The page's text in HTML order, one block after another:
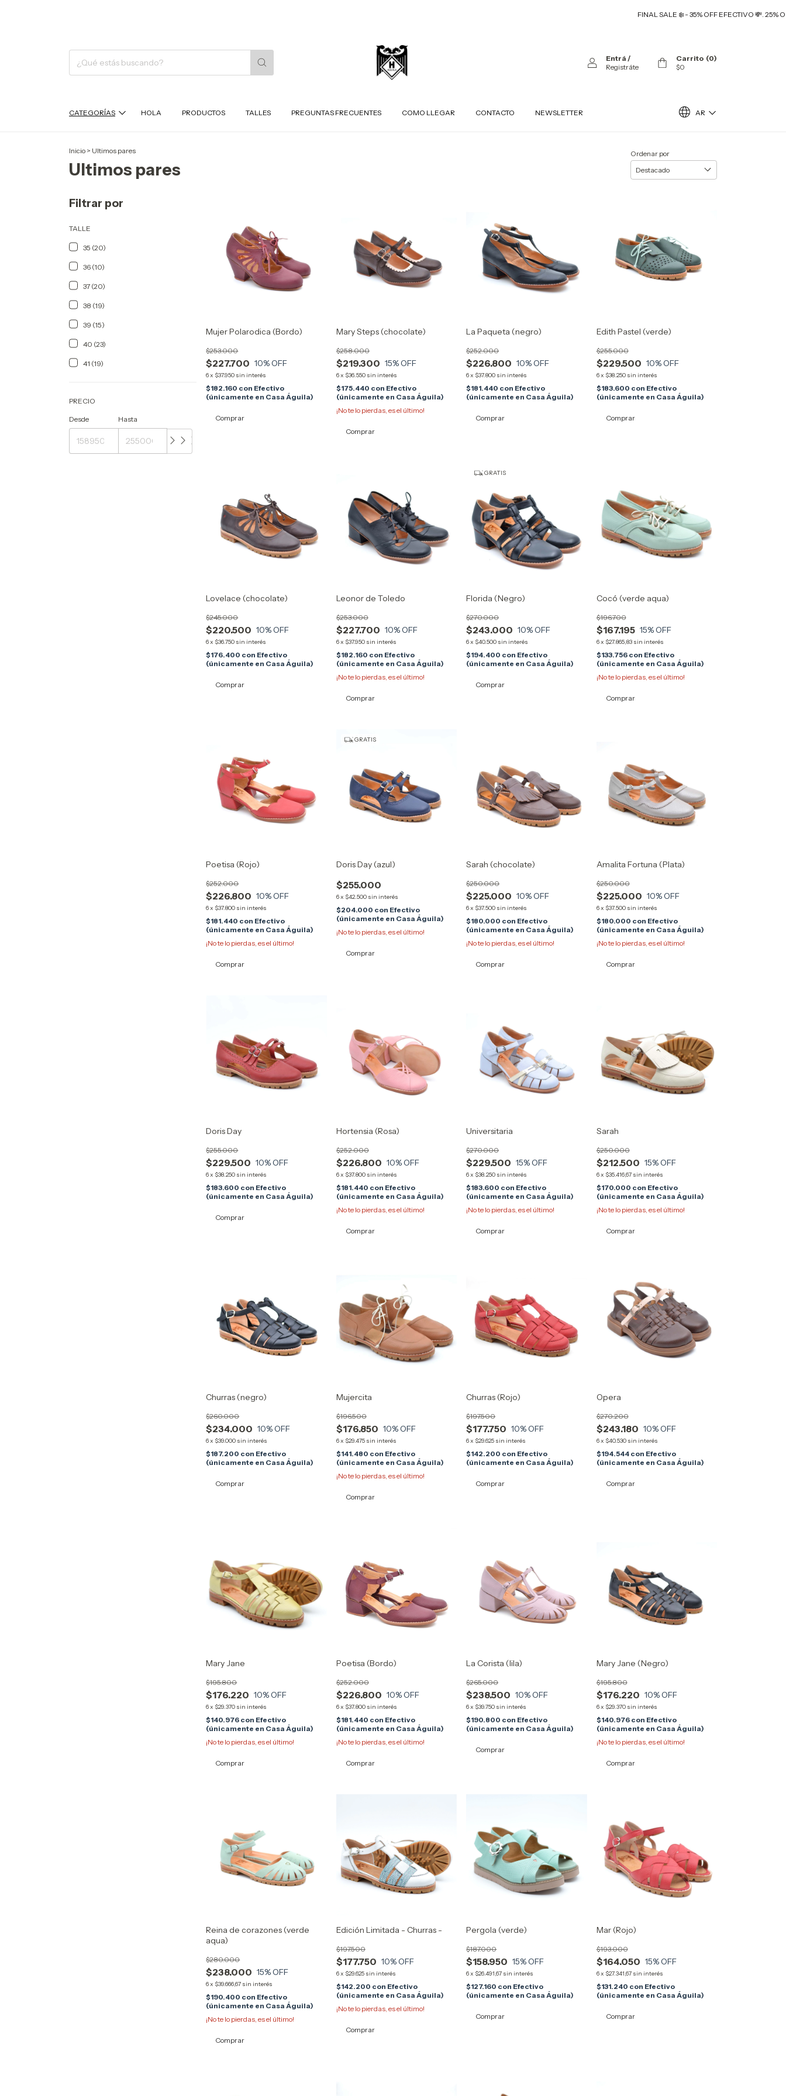
FINAL SALE ❄️ - 35% OFF EFECTIVO 💸. 25% OFF
Entrá /
Registráte
Carrito (0)
$0
CATEGORÍAS HOLA PRODUCTOS TALLES PREGUNTAS FRECUENTES COMO LLEGAR CONTACTO NEWSLETTER AR
Inicio > Ultimos pares
Ultimos pares
Ordenar por
Filtrar por
TALLE
35 (20)
36 (10)
37 (20)
38 (19)
39 (15)
40 (23)
41 (19)
PRECIO
Desde Hasta
Mujer Polarodica (Bordo)
$227.700
$253.000
10% OFF
6x $37.950 sin interés
$182.160 con Efectivo
(únicamente en Casa Águila)
Comprar
Mary Steps (chocolate)
$219.300
$258.000
15% OFF
6x $36.550 sin interés
$175.440 con Efectivo
(únicamente en Casa Águila)
¡No te lo pierdas, es el último!
Comprar
La Paqueta (negro)
$226.800
$252.000
10% OFF
6x $37.800 sin interés
$181.440 con Efectivo
(únicamente en Casa Águila)
Comprar
Edith Pastel (verde)
$229.500
$255.000
10% OFF
6x $38.250 sin interés
$183.600 con Efectivo
(únicamente en Casa Águila)
Comprar
Lovelace (chocolate)
$220.500
$245.000
10% OFF
6x $36.750 sin interés
$176.400 con Efectivo
(únicamente en Casa Águila)
Comprar
Leonor de Toledo
$227.700
$253.000
10% OFF
6x $37.950 sin interés
$182.160 con Efectivo
(únicamente en Casa Águila)
¡No te lo pierdas, es el último!
Comprar
GRATIS
Florida (Negro)
$243.000
$270.000
10% OFF
6x $40.500 sin interés
$194.400 con Efectivo
(únicamente en Casa Águila)
Comprar
Cocó (verde aqua)
$167.195
$196.700
15% OFF
6x $27.865,83 sin interés
$133.756 con Efectivo
(únicamente en Casa Águila)
¡No te lo pierdas, es el último!
Comprar
Poetisa (Rojo)
$226.800
$252.000
10% OFF
6x $37.800 sin interés
$181.440 con Efectivo
(únicamente en Casa Águila)
¡No te lo pierdas, es el último!
Comprar
GRATIS
Doris Day (azul)
$255.000
6x $42.500 sin interés
$204.000 con Efectivo
(únicamente en Casa Águila)
¡No te lo pierdas, es el último!
Comprar
Sarah (chocolate)
$225.000
$250.000
10% OFF
6x $37.500 sin interés
$180.000 con Efectivo
(únicamente en Casa Águila)
¡No te lo pierdas, es el último!
Comprar
Amalita Fortuna (Plata)
$225.000
$250.000
10% OFF
6x $37.500 sin interés
$180.000 con Efectivo
(únicamente en Casa Águila)
¡No te lo pierdas, es el último!
Comprar
Doris Day
$229.500
$255.000
10% OFF
6x $38.250 sin interés
$183.600 con Efectivo
(únicamente en Casa Águila)
Comprar
Hortensia (Rosa)
$226.800
$252.000
10% OFF
6x $37.800 sin interés
$181.440 con Efectivo
(únicamente en Casa Águila)
¡No te lo pierdas, es el último!
Comprar
Universitaria
$229.500
$270.000
15% OFF
6x $38.250 sin interés
$183.600 con Efectivo
(únicamente en Casa Águila)
¡No te lo pierdas, es el último!
Comprar
Sarah
$212.500
$250.000
15% OFF
6x $35.416,67 sin interés
$170.000 con Efectivo
(únicamente en Casa Águila)
¡No te lo pierdas, es el último!
Comprar
Churras (negro)
$234.000
$260.000
10% OFF
6x $39.000 sin interés
$187.200 con Efectivo
(únicamente en Casa Águila)
Comprar
Mujercita
$176.850
$196.500
10% OFF
6x $29.475 sin interés
$141.480 con Efectivo
(únicamente en Casa Águila)
¡No te lo pierdas, es el último!
Comprar
Churras (Rojo)
$177.750
$197.500
10% OFF
6x $29.625 sin interés
$142.200 con Efectivo
(únicamente en Casa Águila)
Comprar
Opera
$243.180
$270.200
10% OFF
6x $40.530 sin interés
$194.544 con Efectivo
(únicamente en Casa Águila)
Comprar
Mary Jane
$176.220
$195.800
10% OFF
6x $29.370 sin interés
$140.976 con Efectivo
(únicamente en Casa Águila)
¡No te lo pierdas, es el último!
Comprar
Poetisa (Bordo)
$226.800
$252.000
10% OFF
6x $37.800 sin interés
$181.440 con Efectivo
(únicamente en Casa Águila)
¡No te lo pierdas, es el último!
Comprar
La Corista (lila)
$238.500
$265.000
10% OFF
6x $39.750 sin interés
$190.800 con Efectivo
(únicamente en Casa Águila)
Comprar
Mary Jane (Negro)
$176.220
$195.800
10% OFF
6x $29.370 sin interés
$140.976 con Efectivo
(únicamente en Casa Águila)
¡No te lo pierdas, es el último!
Comprar
Reina de corazones (verde
aqua)
$238.000
$280.000
15% OFF
6x $39.666,67 sin interés
$190.400 con Efectivo
(únicamente en Casa Águila)
¡No te lo pierdas, es el último!
Comprar
Edición Limitada - Churras -
$177.750
$197.500
10% OFF
6x $29.625 sin interés
$142.200 con Efectivo
(únicamente en Casa Águila)
¡No te lo pierdas, es el último!
Comprar
Pergola (verde)
$158.950
$187.000
15% OFF
6x $26.491,67 sin interés
$127.160 con Efectivo
(únicamente en Casa Águila)
Comprar
Mar (Rojo)
$164.050
$193.000
15% OFF
6x $27.341,67 sin interés
$131.240 con Efectivo
(únicamente en Casa Águila)
Comprar